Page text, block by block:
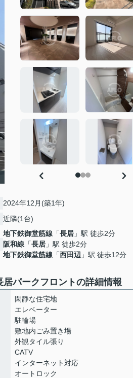
2024年12月(築1年)
近隣(1台)
地下鉄御堂筋線 「長居 」駅 徒歩2分
阪和線 「長居 」駅 徒歩2分
地下鉄御堂筋線 「西田辺 」駅 徒歩12分
居パークフロントの詳細情報
閑静な住宅地
エレベーター
駐輪場
敷地内ごみ置き場
外観タイル張り
CATV
インターネット対応
オートロック